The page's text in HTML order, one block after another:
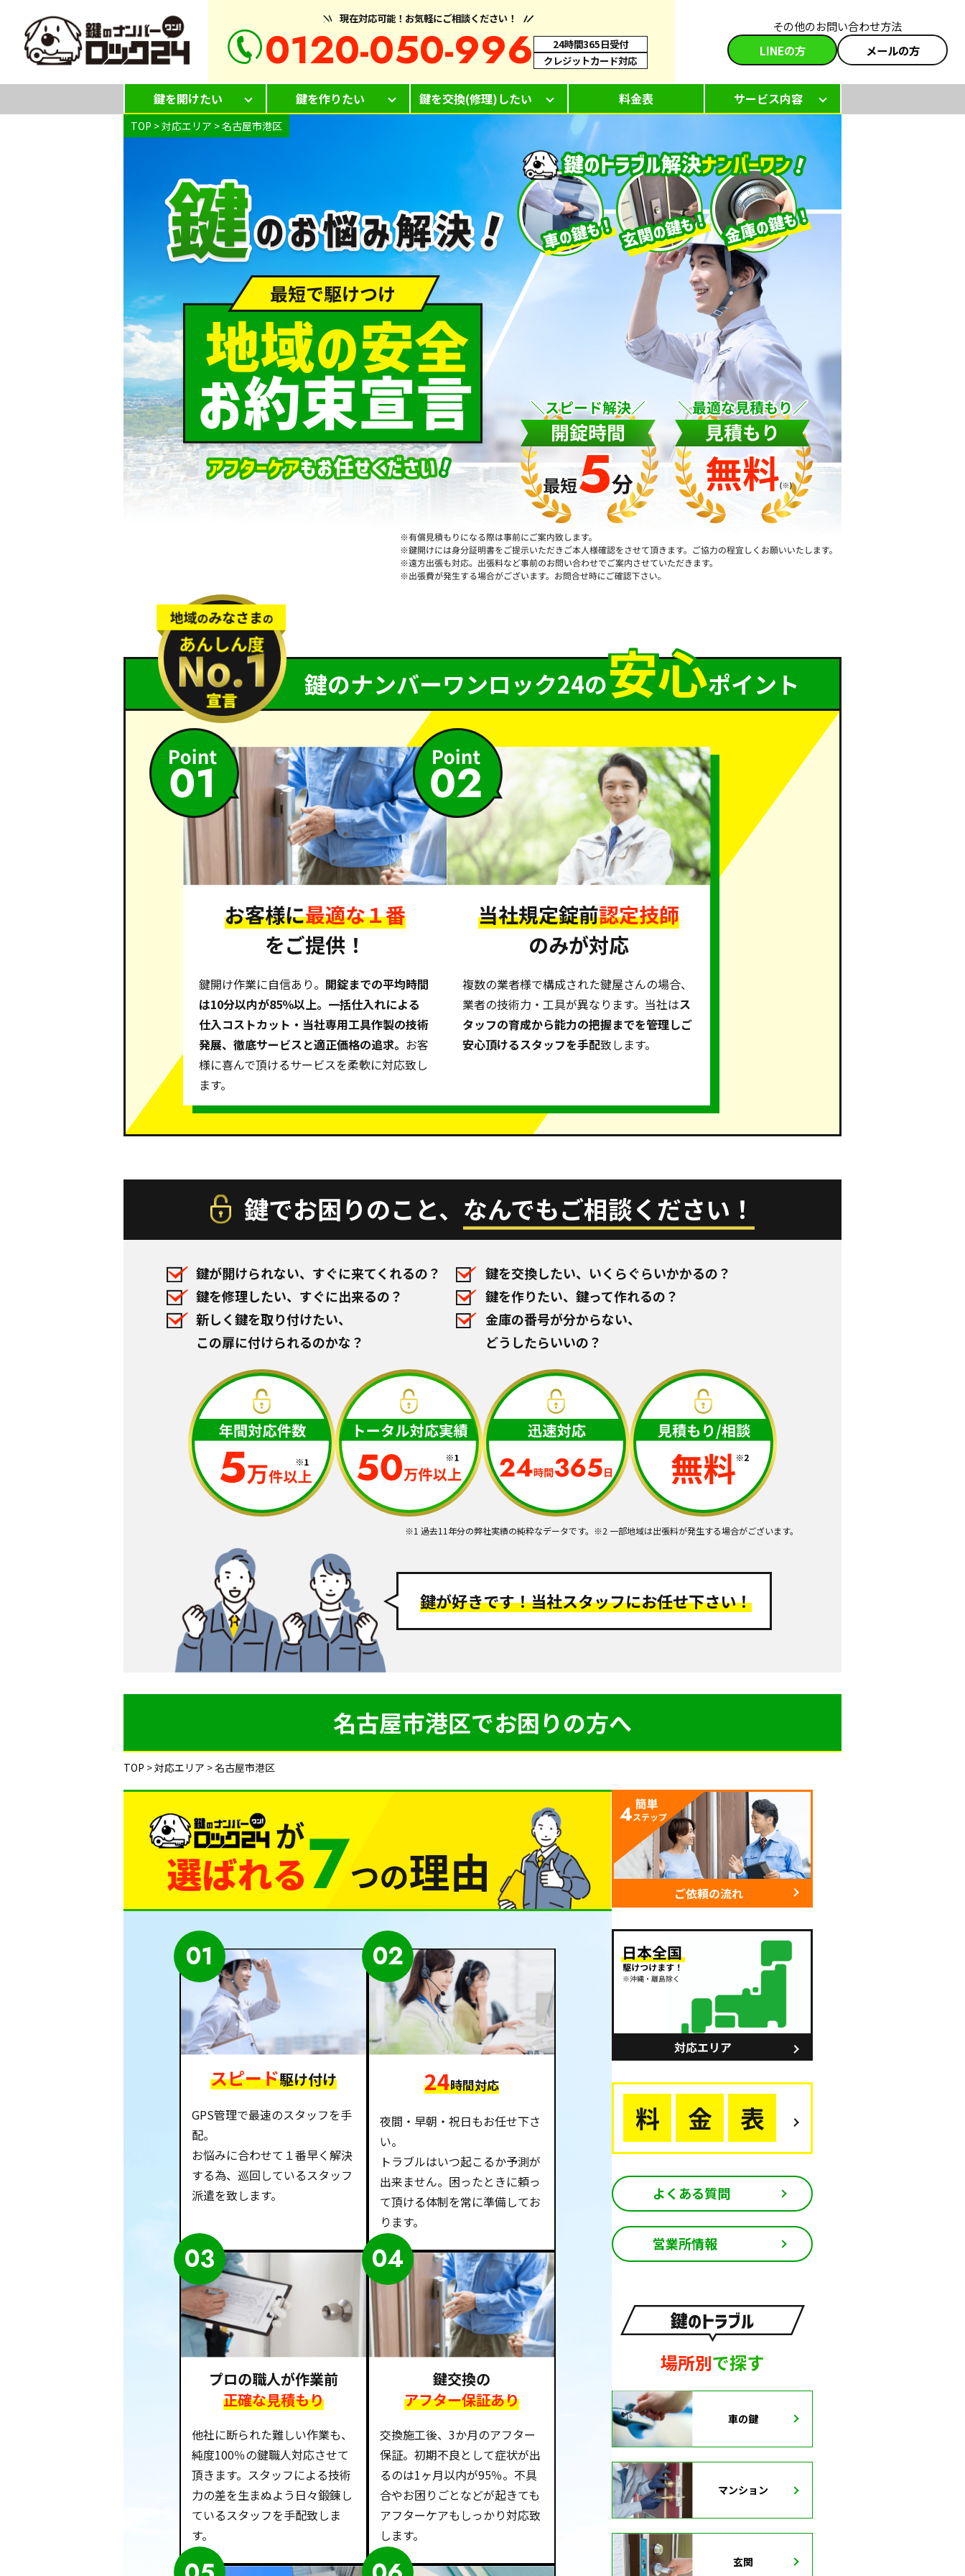
現在対応可能！お気軽にご相談ください！
0120-050-996
24時間365日受付
クレジットカード対応
その他のお問い合わせ方法
LINEの方
メールの方
鍵を開けたい 鍵を作りたい 鍵を交換(修理)したい 料金表 サービス内容
TOP >対応エリア >名古屋市港区
鍵のナンバーワンロック24の安心ポイント
お客様に最適な１番
をご提供！
鍵開け作業に自信あり。 開錠までの平均時間
は10分以内が85％以上。一括仕入れによる
仕入コストカット・当社専用工具作製の技術
発展、徹底サービスと適正価格の追求。 お客
様に喜んで頂けるサービスを柔軟に対応致し
ます。
当社規定錠前認定技師
のみが対応
複数の業者様で構成された鍵屋さんの場合、
業者の技術力・工具が異なります。当社はス
タッフの育成から能力の把握までを管理しご
安心頂けるスタッフを手配致します。
鍵でお困りのこと、 なんでもご相談ください！
鍵が開けられない、すぐに来てくれるの？
鍵を交換したい、いくらぐらいかかるの？
鍵を修理したい、すぐに出来るの？
鍵を作りたい、鍵って作れるの？
新しく鍵を取り付けたい、
この扉に付けられるのかな？
金庫の番号が分からない、
どうしたらいいの？
※1 過去11年分の弊社実績の純粋なデータです。 ※2 一部地域は出張料が発生する場合がございます。
鍵が好きです！当社スタッフにお任せ下さい！
名古屋市港区でお困りの方へ
TOP >対応エリア >名古屋市港区
01
スピード駆け付け
GPS管理で最速のスタッフを手
配。
お悩みに合わせて１番早く解決
する為、巡回しているスタッフ
派遣を致します。
02
24時間対応
夜間・早朝・祝日もお任せ下さ
い。
トラブルはいつ起こるか予測が
出来ません。困ったときに頼っ
て頂ける体制を常に準備してお
ります。
03
プロの職人が作業前
正確な見積もり
他社に断られた難しい作業も、
純度100％の鍵職人対応させて
頂きます。スタッフによる技術
力の差を生まぬよう日々鍛錬し
ているスタッフを手配致しま
す。
04
鍵交換の
アフター保証あり
交換施工後、3か月のアフター
保証。初期不良として症状が出
るのは1ヶ月以内が95％。不具
合やお困りごとなどが起きても
アフターケアもしっかり対応致
します。
よくある質問
営業所情報
場所別で探す
車の鍵
マンション
玄関